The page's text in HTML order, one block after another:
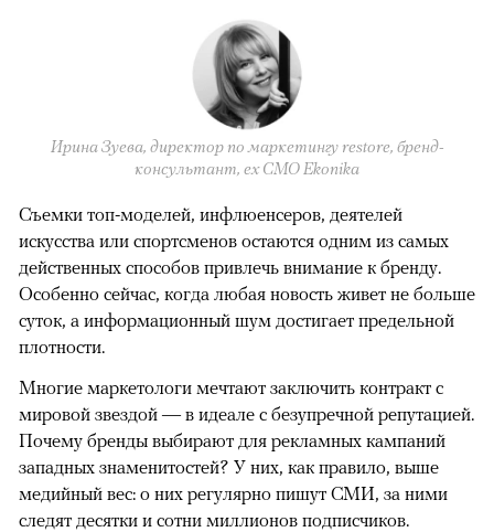
Ирина Зуева, директор по маркетингу restore, бренд-
консультант, eх CMO Ekonika
Съемки топ-моделей, инфлюенсеров, деятелей
искусства или спортсменов остаются одним из самых
действенных способов привлечь внимание к бренду.
Особенно сейчас, когда любая новость живет не больше
суток, а информационный шум достигает предельной
плотности.
Многие маркетологи мечтают заключить контракт с
мировой звездой — в идеале с безупречной репутацией.
Почему бренды выбирают для рекламных кампаний
западных знаменитостей? У них, как правило, выше
медийный вес: о них регулярно пишут СМИ, за ними
следят десятки и сотни миллионов подписчиков.